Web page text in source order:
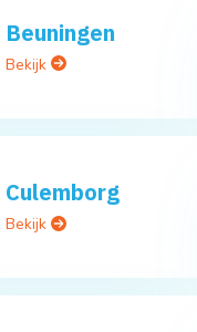
Beuningen
Bekijk
Culemborg
Bekijk